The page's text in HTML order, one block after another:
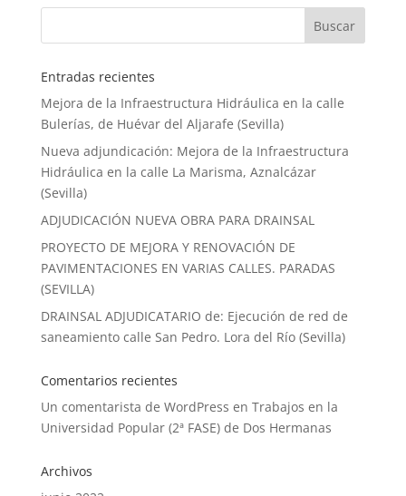
Entradas recientes
Mejora de la Infraestructura Hidráulica en la calle
Bulerías, de Huévar del Aljarafe (Sevilla)
Nueva adjundicación: Mejora de la Infraestructura
Hidráulica en la calle La Marisma, Aznalcázar
(Sevilla)
ADJUDICACIÓN NUEVA OBRA PARA DRAINSAL
PROYECTO DE MEJORA Y RENOVACIÓN DE
PAVIMENTACIONES EN VARIAS CALLES. PARADAS
(SEVILLA)
DRAINSAL ADJUDICATARIO de: Ejecución de red de
saneamiento calle San Pedro. Lora del Río (Sevilla)
Comentarios recientes
Un comentarista de WordPress en Trabajos en la
Universidad Popular (2ª FASE) de Dos Hermanas
Archivos